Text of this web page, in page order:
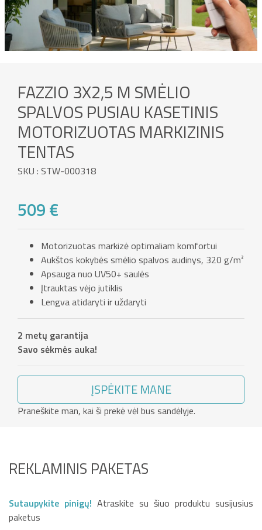
FAZZIO 3X2,5 M SMĖLIO
SPALVOS PUSIAU KASETINIS
MOTORIZUOTAS MARKIZINIS
TENTAS
SKU : STW-000318
509 €
Motorizuotas markizė optimaliam komfortui
Aukštos kokybės smėlio spalvos audinys, 320 g/m²
Apsauga nuo UV50+ saulės
Įtrauktas vėjo jutiklis
Lengva atidaryti ir uždaryti
2 metų garantija
Savo sėkmės auka!
ĮSPĖKITE MANE
Praneškite man, kai ši prekė vėl bus sandėlyje.
REKLAMINIS PAKETAS
Sutaupykite pinigų! Atraskite su šiuo produktu susijusius
paketus